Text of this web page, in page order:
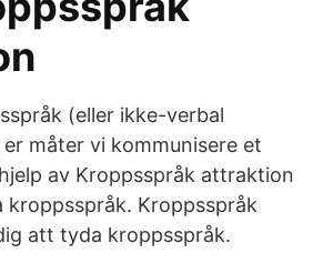
(eller ikke-verbal
måter vi kommunisere et
av Kroppsspråk attraktion
kroppsspråk. Kroppsspråk
att tyda kroppsspråk.